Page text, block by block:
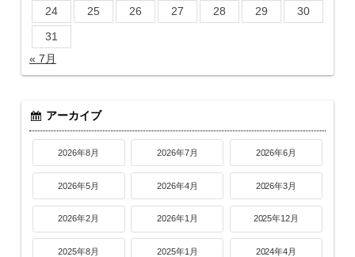
24
25 26 27 28 29
30
31
« 7月
アーカイブ
2026年8月 2026年7月 2026年6月
2026年5月 2026年4月 2026年3月
2026年2月 2026年1月 2025年12月
2025年8月 2025年1月 2024年4月